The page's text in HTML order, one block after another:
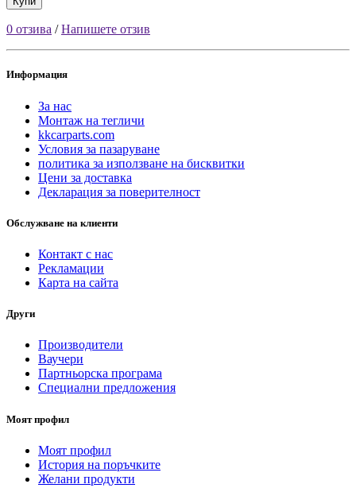
0 отзива /Напишете отзив
Информация
За нас
Монтаж на тегличи
kkcarparts.com
Условия за пазаруване
политика за използване на бисквитки
Цени за доставка
Декларация за поверителност
Обслужване на клиенти
Контакт с нас
Рекламации
Карта на сайта
Други
Производители
Ваучери
Партньорска програма
Специални предложения
Моят профил
Моят профил
История на поръчките
Желани продукти